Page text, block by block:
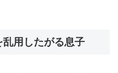
用したがる息子